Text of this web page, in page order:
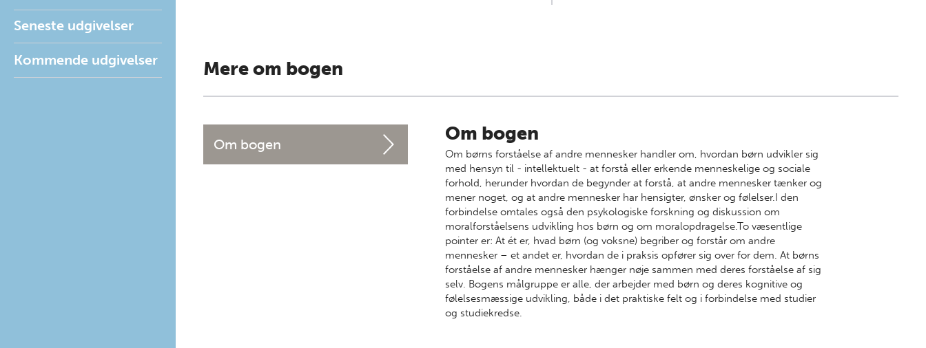
Seneste udgivelser
Kommende udgivelser Mere om bogen
Om bogen Om bogen
Om børns forståelse af andre mennesker handler om, hvordan børn udvikler sig
med hensyn til - intellektuelt - at forstå eller erkende menneskelige og sociale
forhold, herunder hvordan de begynder at forstå, at andre mennesker tænker og
mener noget, og at andre mennesker har hensigter, ønsker og følelser.I den
forbindelse omtales også den psykologiske forskning og diskussion om
moralforståelsens udvikling hos børn og om moralopdragelse.To væsentlige
pointer er: At ét er, hvad børn (og voksne) begriber og forstår om andre
mennesker – et andet er, hvordan de i praksis opfører sig over for dem. At børns
forståelse af andre mennesker hænger nøje sammen med deres forståelse af sig
selv. Bogens målgruppe er alle, der arbejder med børn og deres kognitive og
følelsesmæssige udvikling, både i det praktiske felt og i forbindelse med studier
og studiekredse.